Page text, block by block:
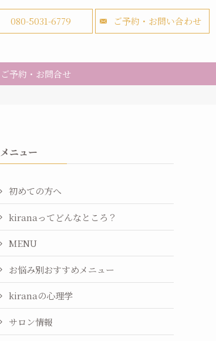
080-5031-6779 ご予約・お問い合わせ
ご予約・お問合せ
メニュー
初めての方へ
kiranaってどんなところ？
MENU
お悩み別おすすめメニュー
kiranaの心理学
サロン情報